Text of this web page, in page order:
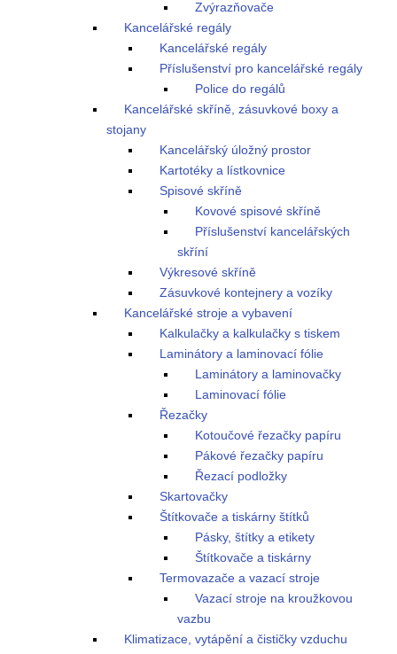
Zvýrazňovače
Kancelářské regály
Kancelářské regály
Příslušenství pro kancelářské regály
Police do regálů
Kancelářské skříně, zásuvkové boxy a
stojany
Kancelářský úložný prostor
Kartotéky a lístkovnice
Spisové skříně
Kovové spisové skříně
Příslušenství kancelářských
skříní
Výkresové skříně
Zásuvkové kontejnery a vozíky
Kancelářské stroje a vybavení
Kalkulačky a kalkulačky s tiskem
Laminátory a laminovací fólie
Laminátory a laminovačky
Laminovací fólie
Řezačky
Kotoučové řezačky papíru
Pákové řezačky papíru
Řezací podložky
Skartovačky
Štítkovače a tiskárny štítků
Pásky, štítky a etikety
Štítkovače a tiskárny
Termovazače a vazací stroje
Vazací stroje na kroužkovou
vazbu
Klimatizace, vytápění a čističky vzduchu